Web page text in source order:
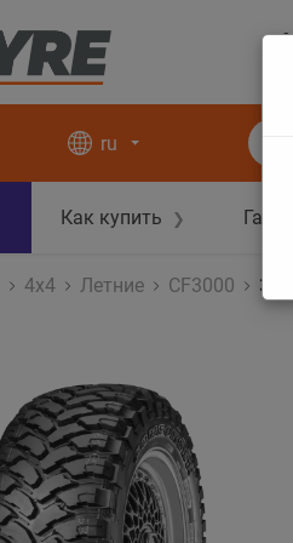
ru
Как купить ❯
4x4 Летние CF3000